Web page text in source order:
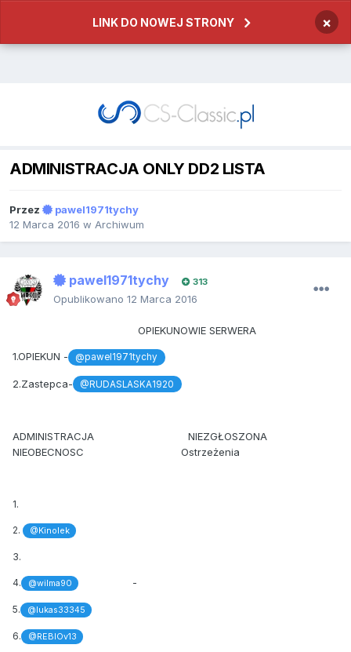
LINK DO NOWEJ STRONY ×
ADMINISTRACJA ONLY DD2 LISTA
Przez
pawel1971tychy
12 Marca 2016 w Archiwum
pawel1971tychy 313
Opublikowano 12 Marca 2016
OPIEKUNOWIE SERWERA
1.OPIEKUN - @pawel1971tychy
2.Zastepca- @RUDASLASKA1920
ADMINISTRACJA NIEZGŁOSZONA
NIEOBECNOSC Ostrzeżenia
1.
2. @Kinolek
3.
4. @wilma90 -
5. @lukas33345
6. @REBIOv13